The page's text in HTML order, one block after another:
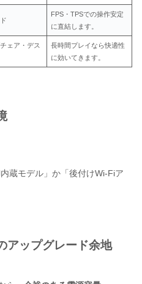
FPS・TPSでの操作安定
に直結します。
ェア・デス
長時間プレイなら快適性
に効いてきます。
蔵モデル」か「後付けWi-Fiア
アップグレード余地